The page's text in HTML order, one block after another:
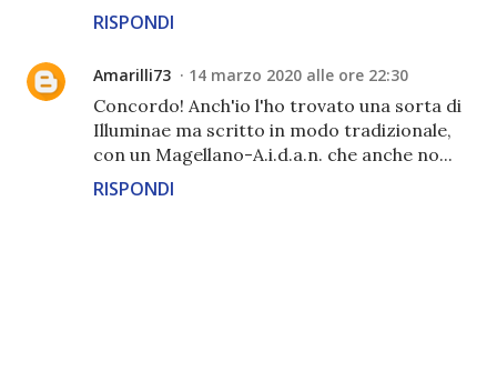
RISPONDI
Amarilli73 14 marzo 2020 alle ore 22:30
Concordo! Anch'io l'ho trovato una sorta di
Illuminae ma scritto in modo tradizionale,
con un Magellano-A.i.d.a.n. che anche no...
RISPONDI